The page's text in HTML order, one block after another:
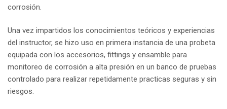
corrosión.
Una vez impartidos los conocimientos teóricos y experiencias
del instructor, se hizo uso en primera instancia de una probeta
equipada con los accesorios, fittings y ensamble para
monitoreo de corrosión a alta presión en un banco de pruebas
controlado para realizar repetidamente practicas seguras y sin
riesgos.